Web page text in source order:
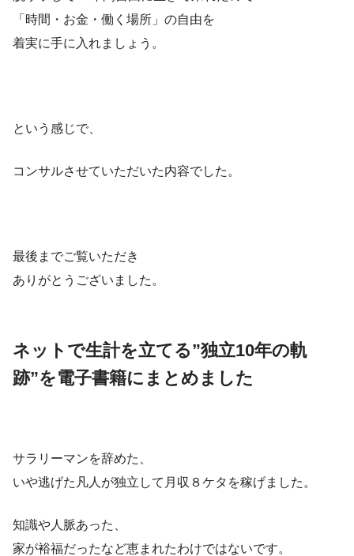
「時間・お金・働く場所」の自由を
着実に手に入れましょう。
という感じで、
コンサルさせていただいた内容でした。
最後までご覧いただき
ありがとうございました。
ネットで生計を立てる”独立10年の軌
跡”を電子書籍にまとめました
サラリーマンを辞めた、
いや逃げた凡人が独立して月収８ケタを稼げました。
知識や人脈あった、
家が裕福だったなど恵まれたわけではないです。